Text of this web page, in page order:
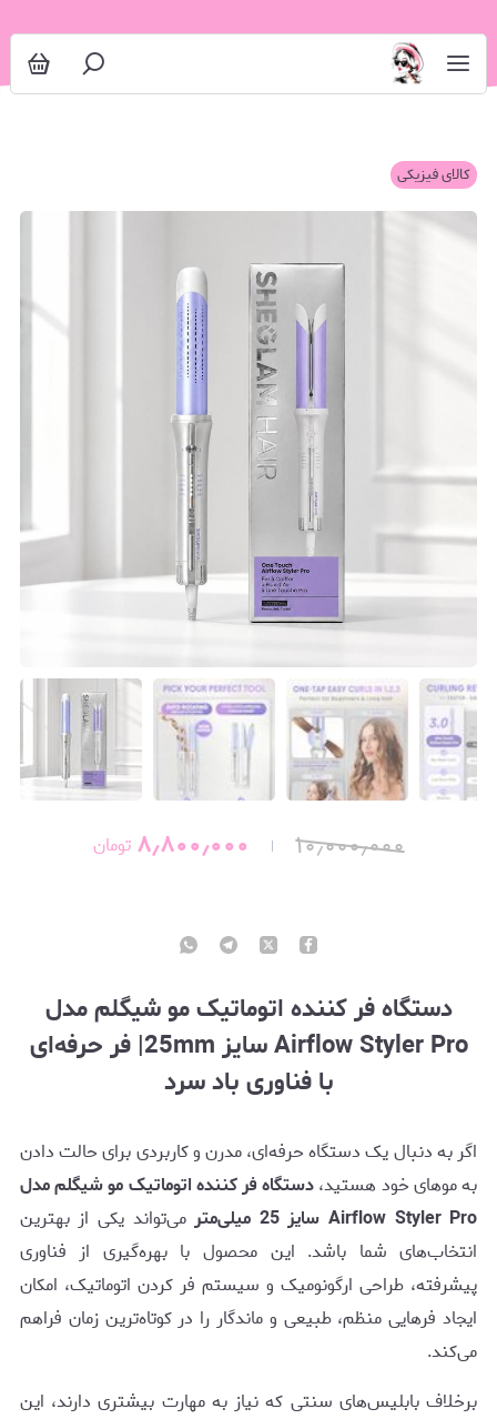
کالای فیزیکی
۱۰٫۰۰۰٫۰۰۰ ۸٫۸۰۰٫۰۰۰ تومان
دستگاه فر کننده اتوماتیک مو شیگلم مدل
Airflow Styler Pro سایز 25mm| فر حرفه‌ای
با فناوری باد سرد
اگر به دنبال یک دستگاه حرفه‌ای، مدرن و کاربردی برای حالت دادن
به موهای خود هستید،دستگاه فر کننده اتوماتیک مو شیگلم مدل
Airflow Styler Pro سایز 25 میلی‌متر
می‌تواند یکی از بهترین
انتخاب‌های شما باشد. این محصول با بهره‌گیری از فناوری
پیشرفته، طراحی ارگونومیک و سیستم فر کردن اتوماتیک، امکان
ایجاد فرهایی منظم، طبیعی و ماندگار را در کوتاه‌ترین زمان فراهم
می‌کند.
برخلاف بابلیس‌های سنتی که نیاز به مهارت بیشتری دارند، این